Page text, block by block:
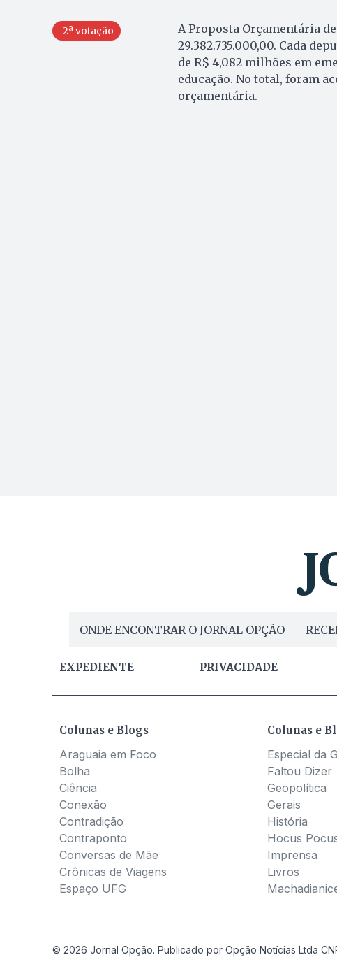
2ª votação
A Proposta Orçamentária
29.382.735.000,00. Cada
de R$ 4,082 milhões em
educação. No total, foram
orçamentária.
ONDE ENCONTRAR O JORNAL OPÇÃO
EXPEDIENTE PRIVACIDADE
Colunas e Blogs
Araguaia em Foco
Bolha
Ciência
Conexão
Contradição
Contraponto
Conversas de Mãe
Crônicas de Viagens
Espaço UFG
Colunas e
Especial da
Faltou Dizer
Geopolítica
Gerais
História
Hocus
Imprensa
Livros
© 2026 Jornal Opção. Publicado por Opção Notícias Ltda